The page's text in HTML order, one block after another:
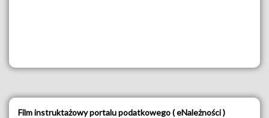
Film instruktażowy portalu podatkowego ( eNależności )